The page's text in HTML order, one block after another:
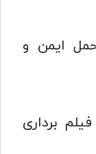
ایمن و
برداری